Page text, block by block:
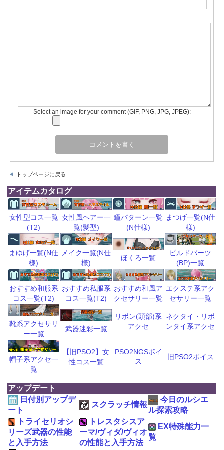
Select an image for your comment (GIF, PNG, JPG, JPEG):
トップページに戻る
アイテムカタログ
女性型コス一覧
(T2)
女性風ヘアー一
覧(髪型)
瞳パターン一覧
(N仕様)
まつげ一覧(N仕
様)
まゆげ一覧(N仕
様)
メイク一覧(N仕
様)
ほくろ一覧
ビルドパーツ
(BP)一覧
おすすめ和服系
コス一覧(T2)
おすすめ私服系
コス一覧(T2)
おすすめ和風ア
クセサリー一覧
エクステ系アク
セサリー一覧
靴系アクセサリ
ー一覧
武器迷彩一覧
リボン(頭部)系
アクセ
ネクタイ・リボ
ンタイ系アクセ
帽子系アクセ一
覧
【旧PSO2】女
性コス一覧
PSO2NGSボイ
ス
旧PSO2ボイス
アップデート
日付別アップデ
ート
スクラッチ情報
今日のルシエ
ル探索攻略
トライセリオシ
リーズ武器の性能
と入手方法
トレスタシスア
ーマ/ヴィダ/ヴィオ
の性能と入手方法
EX特殊能力一
覧